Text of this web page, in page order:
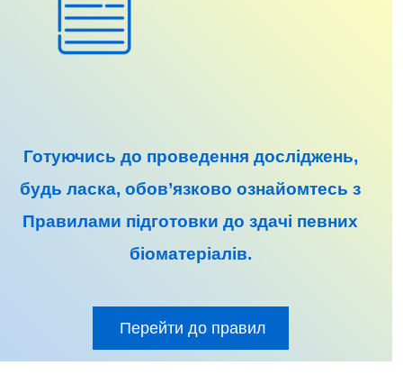
Готуючись до проведення досліджень,
будь ласка, обов’язково ознайомтесь з
Правилами підготовки до здачі певних
біоматеріалів.
Перейти до правил